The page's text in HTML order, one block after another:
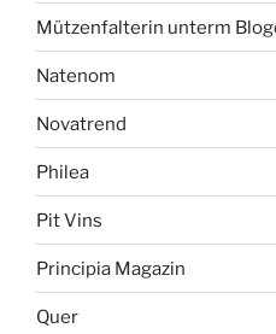
Mützenfalterin unterm
Natenom
Novatrend
Philea
Pit Vins
Principia Magazin
Quer